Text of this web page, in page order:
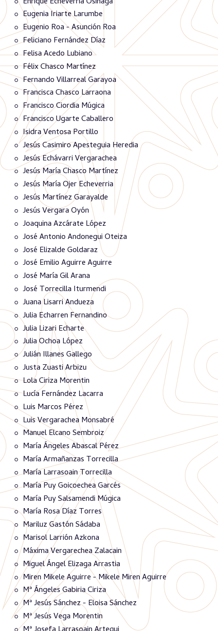
Eugenia Iriarte Larumbe
Eugenio Roa - Asunción Roa
Feliciano Fernández Díaz
Felisa Acedo Lubiano
Félix Chasco Martínez
Fernando Villarreal Garayoa
Francisca Chasco Larraona
Francisco Ciordia Múgica
Francisco Ugarte Caballero
Isidra Ventosa Portillo
Jesús Casimiro Apesteguia Heredia
Jesús Echávarri Vergarachea
Jesús María Chasco Martínez
Jesús María Ojer Echeverria
Jesús Martínez Garayalde
Jesús Vergara Oyón
Joaquina Azcárate López
José Antonio Andonegui Oteiza
José Elizalde Goldaraz
José Emilio Aguirre Aguirre
José María Gil Arana
José Torrecilla Iturmendi
Juana Lisarri Andueza
Julia Echarren Fernandino
Julia Lizari Echarte
Julia Ochoa López
Julián Illanes Gallego
Justa Zuasti Arbizu
Lola Ciriza Morentin
Lucía Fernández Lacarra
Luis Marcos Pérez
Luis Vergarachea Monsabré
Manuel Elcano Sembroiz
María Ángeles Abascal Pérez
María Armañanzas Torrecilla
María Larrasoain Torrecilla
María Puy Goicoechea Garcés
María Puy Salsamendi Múgica
María Rosa Díaz Torres
Mariluz Gastón Sádaba
Marisol Larrión Azkona
Máxima Vergarechea Zalacain
Miguel Ángel Elizaga Arrastia
Miren Mikele Aguirre - Mikele Miren Aguirre
Mª Ángeles Gabiria Ciriza
Mª Jesús Sánchez - Eloisa Sánchez
Mª Jesús Vega Morentin